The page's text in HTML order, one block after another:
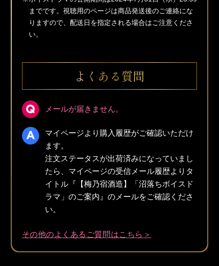
までです。視聴用のページは商品発送後のご連絡にな
りますので、配送日を指定される場合はご注意くださ
い。
よくある質問
メールが届きません。
マイページより購入履歴がご確認いただけ
ます。
注文ステータスが出荷済みになっていまし
たら、マイページの受信メール履歴よりタ
イトル『【梅乃宿酒造】「沼落ちボイスド
ラマ」のご案内』のメールをご確認くださ
い。
その他のよくあるご質問はこちら＞